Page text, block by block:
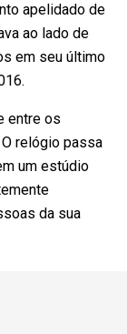
apelidado de
ao lado de
em seu último
entre os
relógio passa
um estúdio
da sua